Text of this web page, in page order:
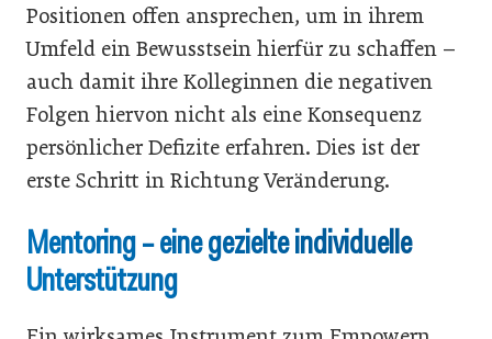
Positionen offen ansprechen, um in ihrem
Umfeld ein Bewusstsein hierfür zu schaffen –
auch damit ihre Kolleginnen die negativen
Folgen hiervon nicht als eine Konsequenz
persönlicher Defizite erfahren. Dies ist der
erste Schritt in Richtung Veränderung.
Mentoring – eine gezielte individuelle
Unterstützung